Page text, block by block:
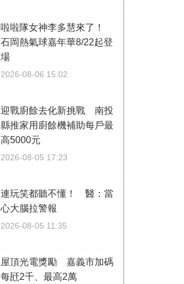
啦啦隊女神李多慧來了！
石岡熱氣球嘉年華8/22起登
場
2026-08-06 15:02
迎戰廚餘去化新挑戰 南投
縣推家用廚餘機補助每戶最
高5000元
2026-08-05 17:23
連玩笑都聽不懂！ 醫：當
心大腦拉警報
2026-08-05 11:35
屋頂光電獎勵 嘉義市加碼
每瓩2千、最高2萬